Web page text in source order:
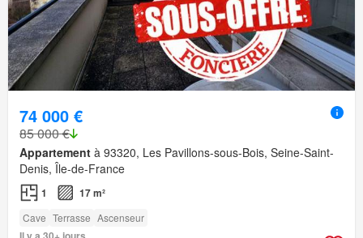
74 000 €
85 000 €
Appartement à 93320, Les Pavillons-sous-Bois, Seine-Saint-
Denis, Île-de-France
1 17 m²
Cave Terrasse Ascenseur